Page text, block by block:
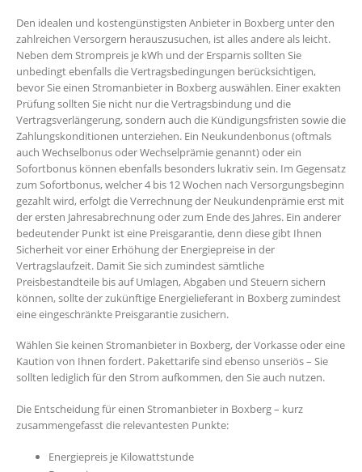
Den idealen und kostengünstigsten Anbieter in Boxberg unter den
zahlreichen Versorgern herauszusuchen, ist alles andere als leicht.
Neben dem Strompreis je kWh und der Ersparnis sollten Sie
unbedingt ebenfalls die Vertragsbedingungen berücksichtigen,
bevor Sie einen Stromanbieter in Boxberg auswählen. Einer exakten
Prüfung sollten Sie nicht nur die Vertragsbindung und die
Vertragsverlängerung, sondern auch die Kündigungsfristen sowie die
Zahlungskonditionen unterziehen. Ein Neukundenbonus (oftmals
auch Wechselbonus oder Wechselprämie genannt) oder ein
Sofortbonus können ebenfalls besonders lukrativ sein. Im Gegensatz
zum Sofortbonus, welcher 4 bis 12 Wochen nach Versorgungsbeginn
gezahlt wird, erfolgt die Verrechnung der Neukundenprämie erst mit
der ersten Jahresabrechnung oder zum Ende des Jahres. Ein anderer
bedeutender Punkt ist eine Preisgarantie, denn diese gibt Ihnen
Sicherheit vor einer Erhöhung der Energiepreise in der
Vertragslaufzeit. Damit Sie sich zumindest sämtliche
Preisbestandteile bis auf Umlagen, Abgaben und Steuern sichern
können, sollte der zukünftige Energielieferant in Boxberg zumindest
eine eingeschränkte Preisgarantie zusichern.
Wählen Sie keinen Stromanbieter in Boxberg, der Vorkasse oder eine
Kaution von Ihnen fordert. Pakettarife sind ebenso unseriös – Sie
sollten lediglich für den Strom aufkommen, den Sie auch nutzen.
Die Entscheidung für einen Stromanbieter in Boxberg – kurz
zusammengefasst die relevantesten Punkte:
Energiepreis je Kilowattstunde